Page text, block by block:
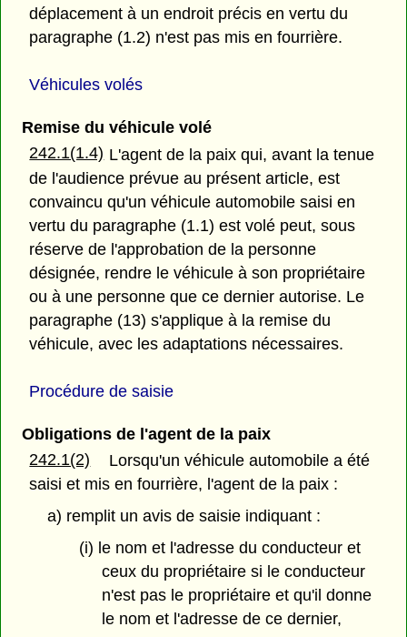
déplacement à un endroit précis en vertu du
paragraphe (1.2) n'est pas mis en fourrière.
Véhicules volés
Remise du véhicule volé
242.1(1.4) L'agent de la paix qui, avant la tenue
de l'audience prévue au présent article, est
convaincu qu'un véhicule automobile saisi en
vertu du paragraphe (1.1) est volé peut, sous
réserve de l'approbation de la personne
désignée, rendre le véhicule à son propriétaire
ou à une personne que ce dernier autorise. Le
paragraphe (13) s'applique à la remise du
véhicule, avec les adaptations nécessaires.
Procédure de saisie
Obligations de l'agent de la paix
242.1(2)
Lorsqu'un véhicule automobile a été
saisi et mis en fourrière, l'agent de la paix :
a) remplit un avis de saisie indiquant :
(i) le nom et l'adresse du conducteur et
ceux du propriétaire si le conducteur
n'est pas le propriétaire et qu'il donne
le nom et l'adresse de ce dernier,